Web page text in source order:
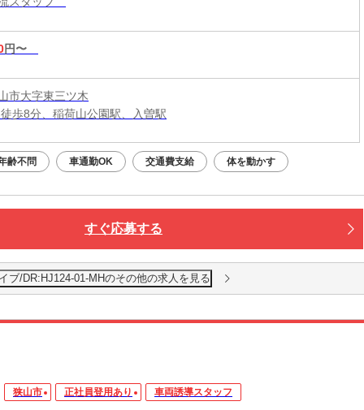
円〜
市大字東三ツ木
歩8分、稲荷山公園駅、入曽駅
齢不問 車通勤OK 交通費支給 体を動かす
すぐ応募する
ブ/DR:HJ124-01-MHのその他の求人を見る
狭山市 正社員登用あり 車両誘導スタッフ